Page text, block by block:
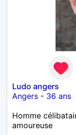
Ludo angers
Angers - 36 ans
Homme
amoureuse